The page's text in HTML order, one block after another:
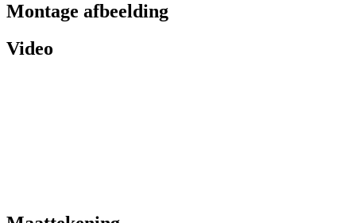
Montage afbeelding
Video